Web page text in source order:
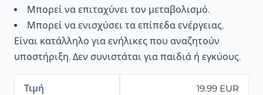
Μπορεί να επιταχύνει τον μεταβολισμό.
Μπορεί να ενισχύσει τα επίπεδα ενέργειας.
Είναι κατάλληλο για ενήλικες που αναζητούν
υποστήριξη. Δεν συνιστάται για παιδιά ή εγκύους.
Τιμή 19.99 EUR